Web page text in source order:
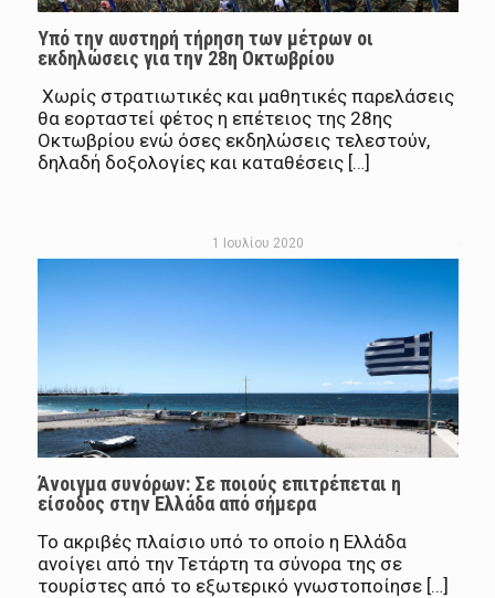
Υπό την αυστηρή τήρηση των μέτρων οι
εκδηλώσεις για την 28η Οκτωβρίου
Χωρίς στρατιωτικές και μαθητικές παρελάσεις
θα εορταστεί φέτος η επέτειος της 28ης
Οκτωβρίου ενώ όσες εκδηλώσεις τελεστούν,
δηλαδή δοξολογίες και καταθέσεις […]
1 Ιουλίου 2020
Άνοιγμα συνόρων: Σε ποιούς επιτρέπεται η
είσοδος στην Ελλάδα από σήμερα
To ακριβές πλαίσιο υπό το οποίο η Ελλάδα
ανοίγει από την Τετάρτη τα σύνορα της σε
τουρίστες από το εξωτερικό γνωστοποίησε […]